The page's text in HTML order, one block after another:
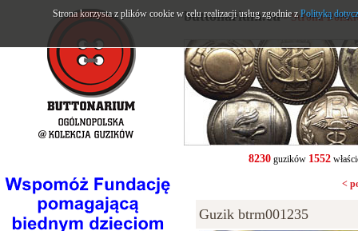
buttonarium.eu- Strona
8230guzików 1552
<
Guzik btrm001235
Strona korzysta z plików cookie w celu realizacji usług zgodnie zPolityką